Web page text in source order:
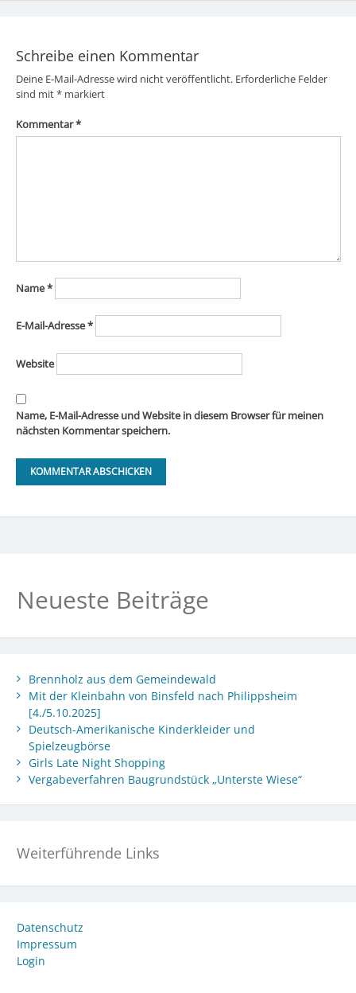
Schreibe einen Kommentar
Deine E-Mail-Adresse wird nicht veröffentlicht. Erforderliche Felder
sind mit*markiert
Kommentar*
Name*
E-Mail-Adresse*
Website
Name, E-Mail-Adresse und Website in diesem Browser für meinen
nächsten Kommentar speichern.
Neueste Beiträge
Brennholz aus dem Gemeindewald
Mit der Kleinbahn von Binsfeld nach Philippsheim
[4./5.10.2025]
Deutsch-Amerikanische Kinderkleider und
Spielzeugbörse
Girls Late Night Shopping
Vergabeverfahren Baugrundstück „Unterste Wiese“
Weiterführende Links
Datenschutz
Impressum
Login